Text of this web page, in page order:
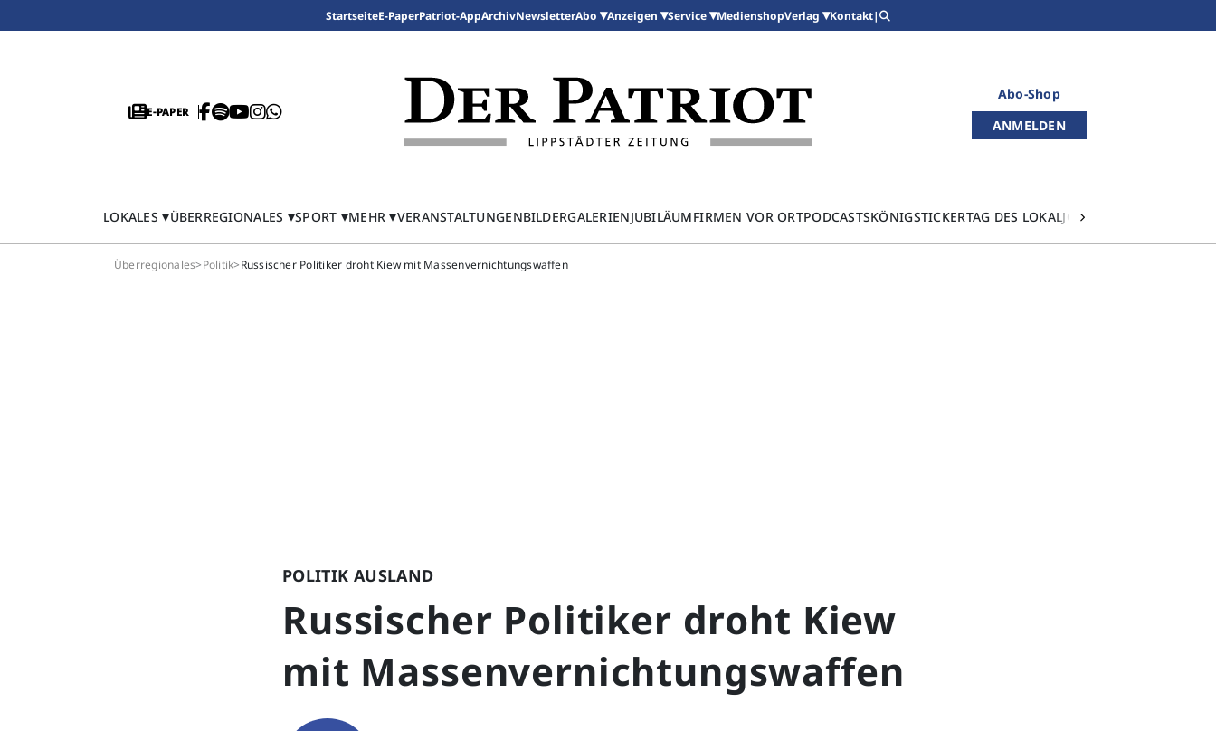
StartseiteE-PaperPatriot-AppArchivNewsletterAbo Anzeigen Service MedienshopVerlag Kontakt|
E-PAPER
Abo-Shop
ANMELDEN
LOKALES ÜBERREGIONALES SPORT MEHR VERANSTALTUNGENBILDERGALERIENJUBILÄUMFIRMEN VOR ORTPODCASTSKÖNIGSTICKERTAG DES LOKALJOURNALISMUS
Überregionales>Politik>Russischer Politiker droht Kiew mit Massenvernichtungswaffen
POLITIK AUSLAND
Russischer Politiker droht Kiew
mit Massenvernichtungswaffen